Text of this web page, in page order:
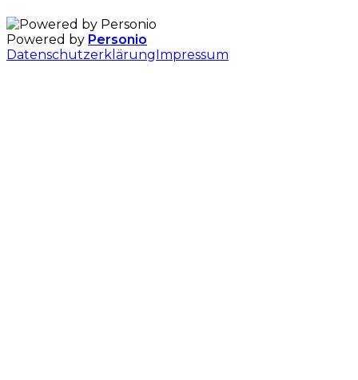
Powered by Personio
DatenschutzerklärungImpressum